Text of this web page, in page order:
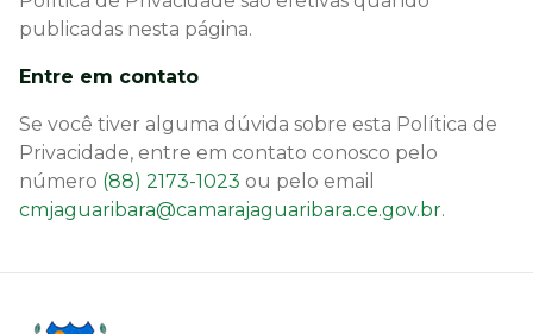
publicadas nesta página.
Entre em contato
Se você tiver alguma dúvida sobre esta Política de
Privacidade, entre em contato conosco pelo
número (88) 2173-1023 ou pelo email
cmjaguaribara@camarajaguaribara.ce.gov.br.